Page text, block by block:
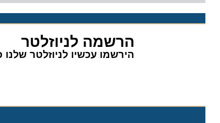
הרשמה לניוזלטר
הירשמו עכשיו לניוזלטר שלנו